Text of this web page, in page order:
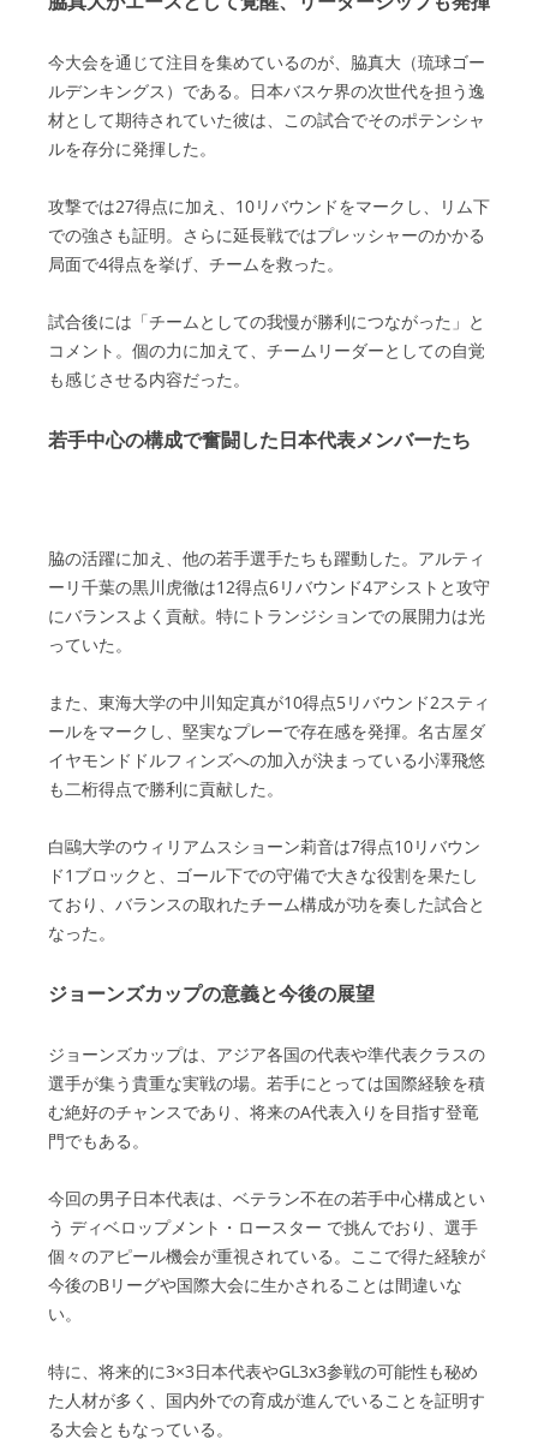
今大会を通じて注目を集めているのが、脇真大（琉球ゴー
ルデンキングス）である。日本バスケ界の次世代を担う逸
材として期待されていた彼は、この試合でそのポテンシャ
ルを存分に発揮した。
攻撃では27得点に加え、10リバウンドをマークし、リム下
での強さも証明。さらに延長戦ではプレッシャーのかかる
局面で4得点を挙げ、チームを救った。
試合後には「チームとしての我慢が勝利につながった」と
コメント。個の力に加えて、チームリーダーとしての自覚
も感じさせる内容だった。
若手中心の構成で奮闘した日本代表メンバーたち
脇の活躍に加え、他の若手選手たちも躍動した。アルティ
ーリ千葉の黒川虎徹は12得点6リバウンド4アシストと攻守
にバランスよく貢献。特にトランジションでの展開力は光
っていた。
また、東海大学の中川知定真が10得点5リバウンド2スティ
ールをマークし、堅実なプレーで存在感を発揮。名古屋ダ
イヤモンドドルフィンズへの加入が決まっている小澤飛悠
も二桁得点で勝利に貢献した。
白鷗大学のウィリアムスショーン莉音は7得点10リバウン
ド1ブロックと、ゴール下での守備で大きな役割を果たし
ており、バランスの取れたチーム構成が功を奏した試合と
なった。
ジョーンズカップの意義と今後の展望
ジョーンズカップは、アジア各国の代表や準代表クラスの
選手が集う貴重な実戦の場。若手にとっては国際経験を積
む絶好のチャンスであり、将来のA代表入りを目指す登竜
門でもある。
今回の男子日本代表は、ベテラン不在の若手中心構成とい
う ディベロップメント・ロースター で挑んでおり、選手
個々のアピール機会が重視されている。ここで得た経験が
今後のBリーグや国際大会に生かされることは間違いな
い。
特に、将来的に3×3日本代表やGL3x3参戦の可能性も秘め
た人材が多く、国内外での育成が進んでいることを証明す
る大会ともなっている。